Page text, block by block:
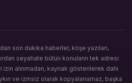
son dakika haberler, köşe yazıları,
seyahate bütün konuların tek adresi
alınmadan, kaynak gösterilerek dahi
ve izinsiz olarak kopyalanamaz, başka